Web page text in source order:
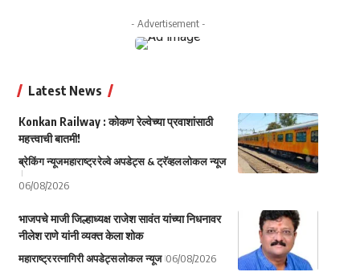
- Advertisement -
Latest News
Konkan Railway : कोकण रेल्वेच्या प्रवाशांसाठी
महत्त्वाची बातमी!
ब्रेकिंग न्यूजमहाराष्ट्ररेल्वे अपडेट्स & ट्रॅव्हललोकल न्यूज
06/08/2026
भाजपचे माजी जिल्हाध्यक्ष राजेश सावंत यांच्या निधनावर
नीलेश राणे यांनी व्यक्त केला शोक
महाराष्ट्ररत्नागिरी अपडेट्सलोकल न्यूज 06/08/2026